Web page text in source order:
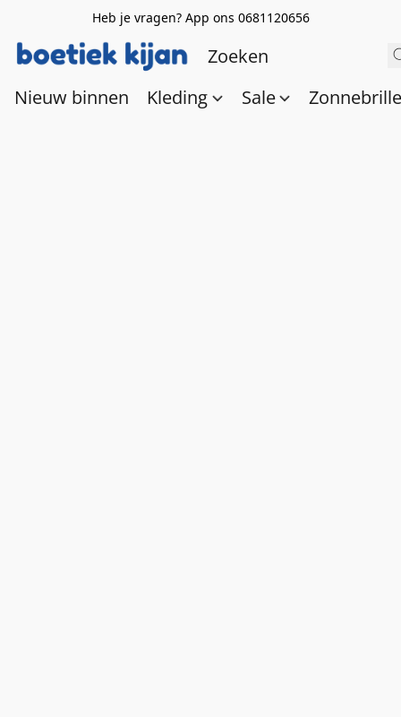
Heb je vragen? App ons 0681120656
Nieuw binnen Kleding Sale